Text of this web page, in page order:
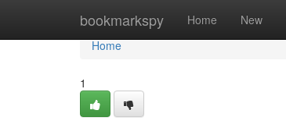
bookmarkspy Home New
Home
Home
1